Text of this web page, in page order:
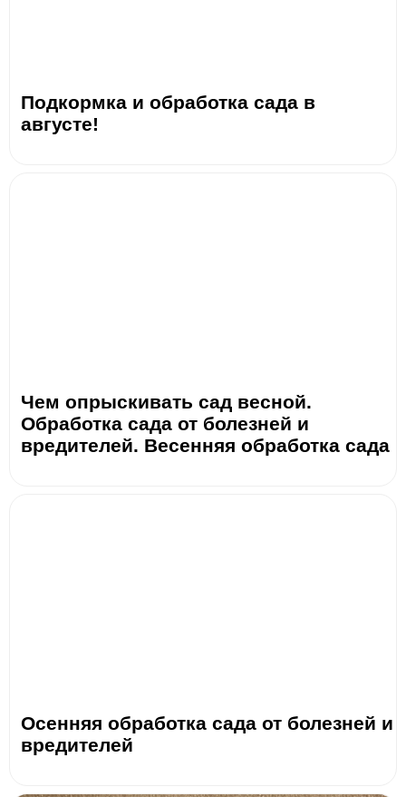
Подкормка и обработка сада в
августе!
Чем опрыскивать сад весной.
Обработка сада от болезней и
вредителей. Весенняя обработка сада
Осенняя обработка сада от болезней и
вредителей